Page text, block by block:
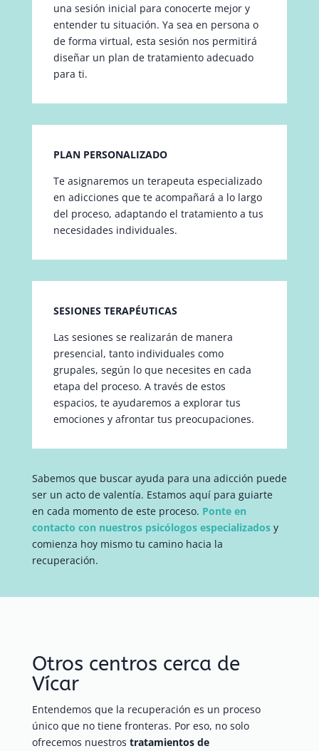
una sesión inicial para conocerte mejor y
entender tu situación. Ya sea en persona o
de forma virtual, esta sesión nos permitirá
diseñar un plan de tratamiento adecuado
para ti.
PLAN PERSONALIZADO
Te asignaremos un terapeuta especializado
en adicciones que te acompañará a lo largo
del proceso, adaptando el tratamiento a tus
necesidades individuales.
SESIONES TERAPÉUTICAS
Las sesiones se realizarán de manera
presencial, tanto individuales como
grupales, según lo que necesites en cada
etapa del proceso. A través de estos
espacios, te ayudaremos a explorar tus
emociones y afrontar tus preocupaciones.
Sabemos que buscar ayuda para una adicción puede
ser un acto de valentía. Estamos aquí para guiarte
en cada momento de este proceso. Ponte en
contacto con nuestros psicólogos especializados y
comienza hoy mismo tu camino hacia la
recuperación.
Otros centros cerca de
Vícar
Entendemos que la recuperación es un proceso
único que no tiene fronteras. Por eso, no solo
ofrecemos nuestros tratamientos de